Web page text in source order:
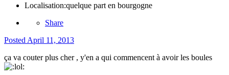
Localisation:quelque part en bourgogne
Share
Posted April 11, 2013
ça va couter plus cher , y'en a qui commencent à avoir les boules